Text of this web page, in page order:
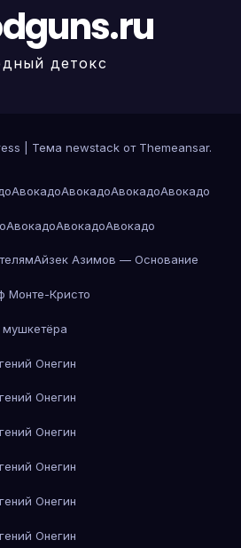
детокс
Тема newstack от Themeansar.
АвокадоАвокадоАвокадоАвокадо
АвокадоАвокадоАвокадо
Айзек Азимов — Основание
Монте-Кристо
Онегин
Онегин
Онегин
Онегин
Онегин
Онегин